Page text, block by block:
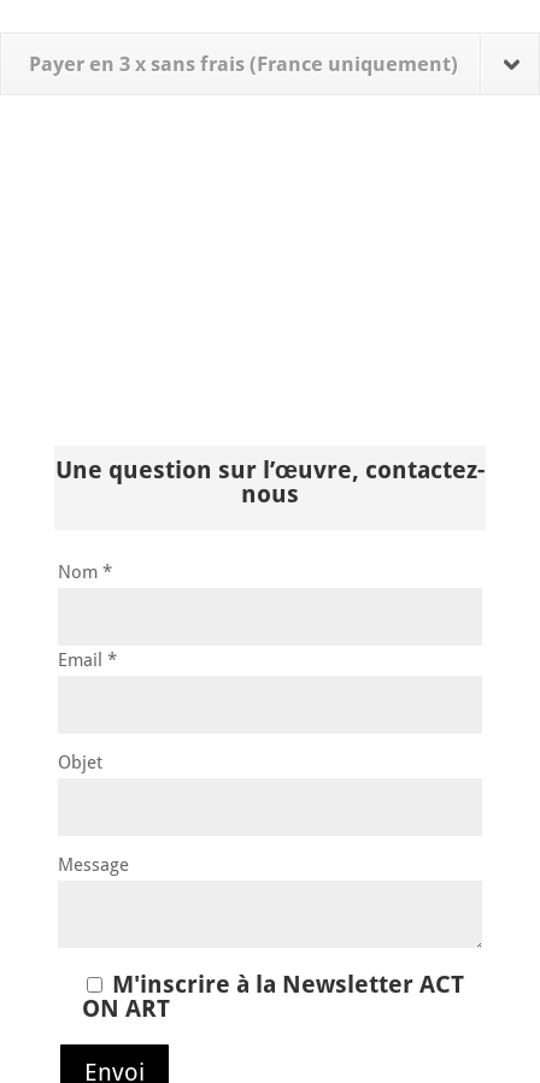
Payer en 3 x sans frais (France uniquement)
Une question sur l’œuvre, contactez-
nous
Nom *
Email *
Objet
Message
M'inscrire à la Newsletter ACT
ON ART